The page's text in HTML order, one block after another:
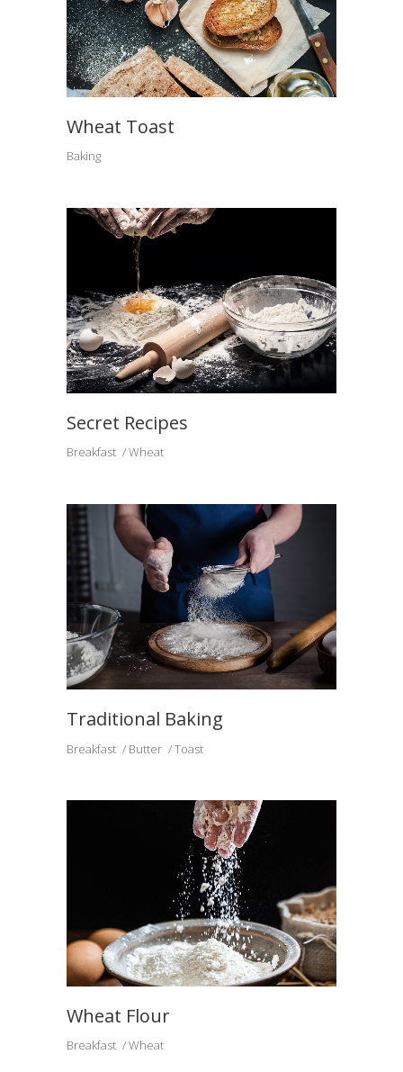
Wheat Toast
Baking
Secret Recipes
Breakfast Wheat
Traditional Baking
Breakfast Butter Toast
Wheat Flour
Breakfast Wheat